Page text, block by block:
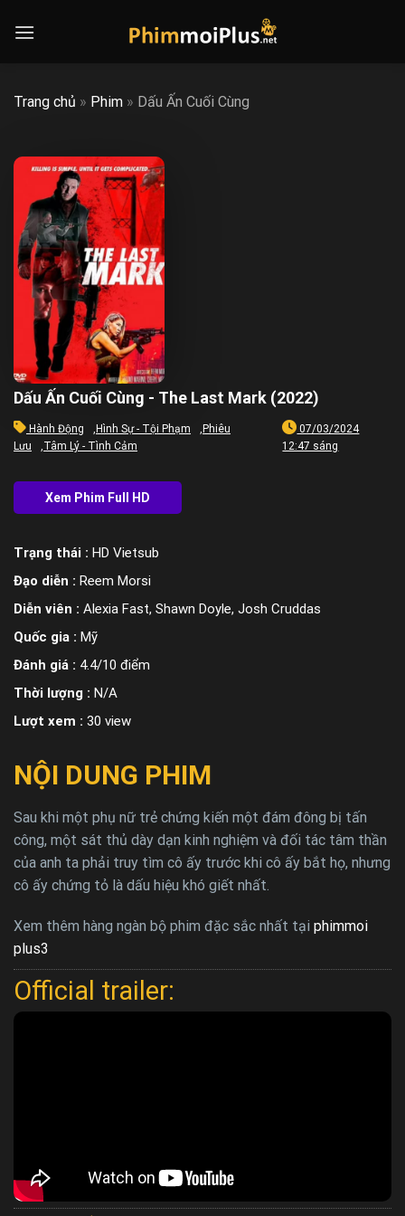
Trang chủ » Phim » Dấu Ấn Cuối Cùng
Dấu Ấn Cuối Cùng - The Last Mark (2022)
Hành Động , Hình Sự - Tội Phạm , Phiêu
Lưu
,Tâm Lý - Tình Cảm
07/03/2024
12:47 sáng
Trạng thái : HD Vietsub
Đạo diễn : Reem Morsi
Diễn viên : Alexia Fast, Shawn Doyle, Josh Cruddas
Quốc gia : Mỹ
Đánh giá : 4.4/10 điểm
Thời lượng : N/A
Lượt xem : 30 view
NỘI DUNG PHIM
Sau khi một phụ nữ trẻ chứng kiến một đám đông bị tấn
công, một sát thủ dày dạn kinh nghiệm và đối tác tâm thần
của anh ta phải truy tìm cô ấy trước khi cô ấy bắt họ, nhưng
cô ấy chứng tỏ là dấu hiệu khó giết nhất.
Xem thêm hàng ngàn bộ phim đặc sắc nhất tại phimmoi
plus3
Official trailer: